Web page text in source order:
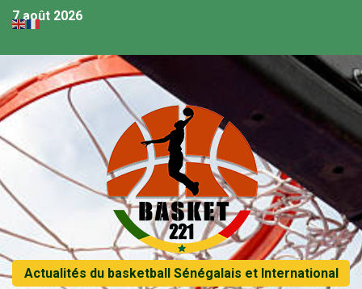
7 août 2026
Actualités du basketball Sénégalais et International